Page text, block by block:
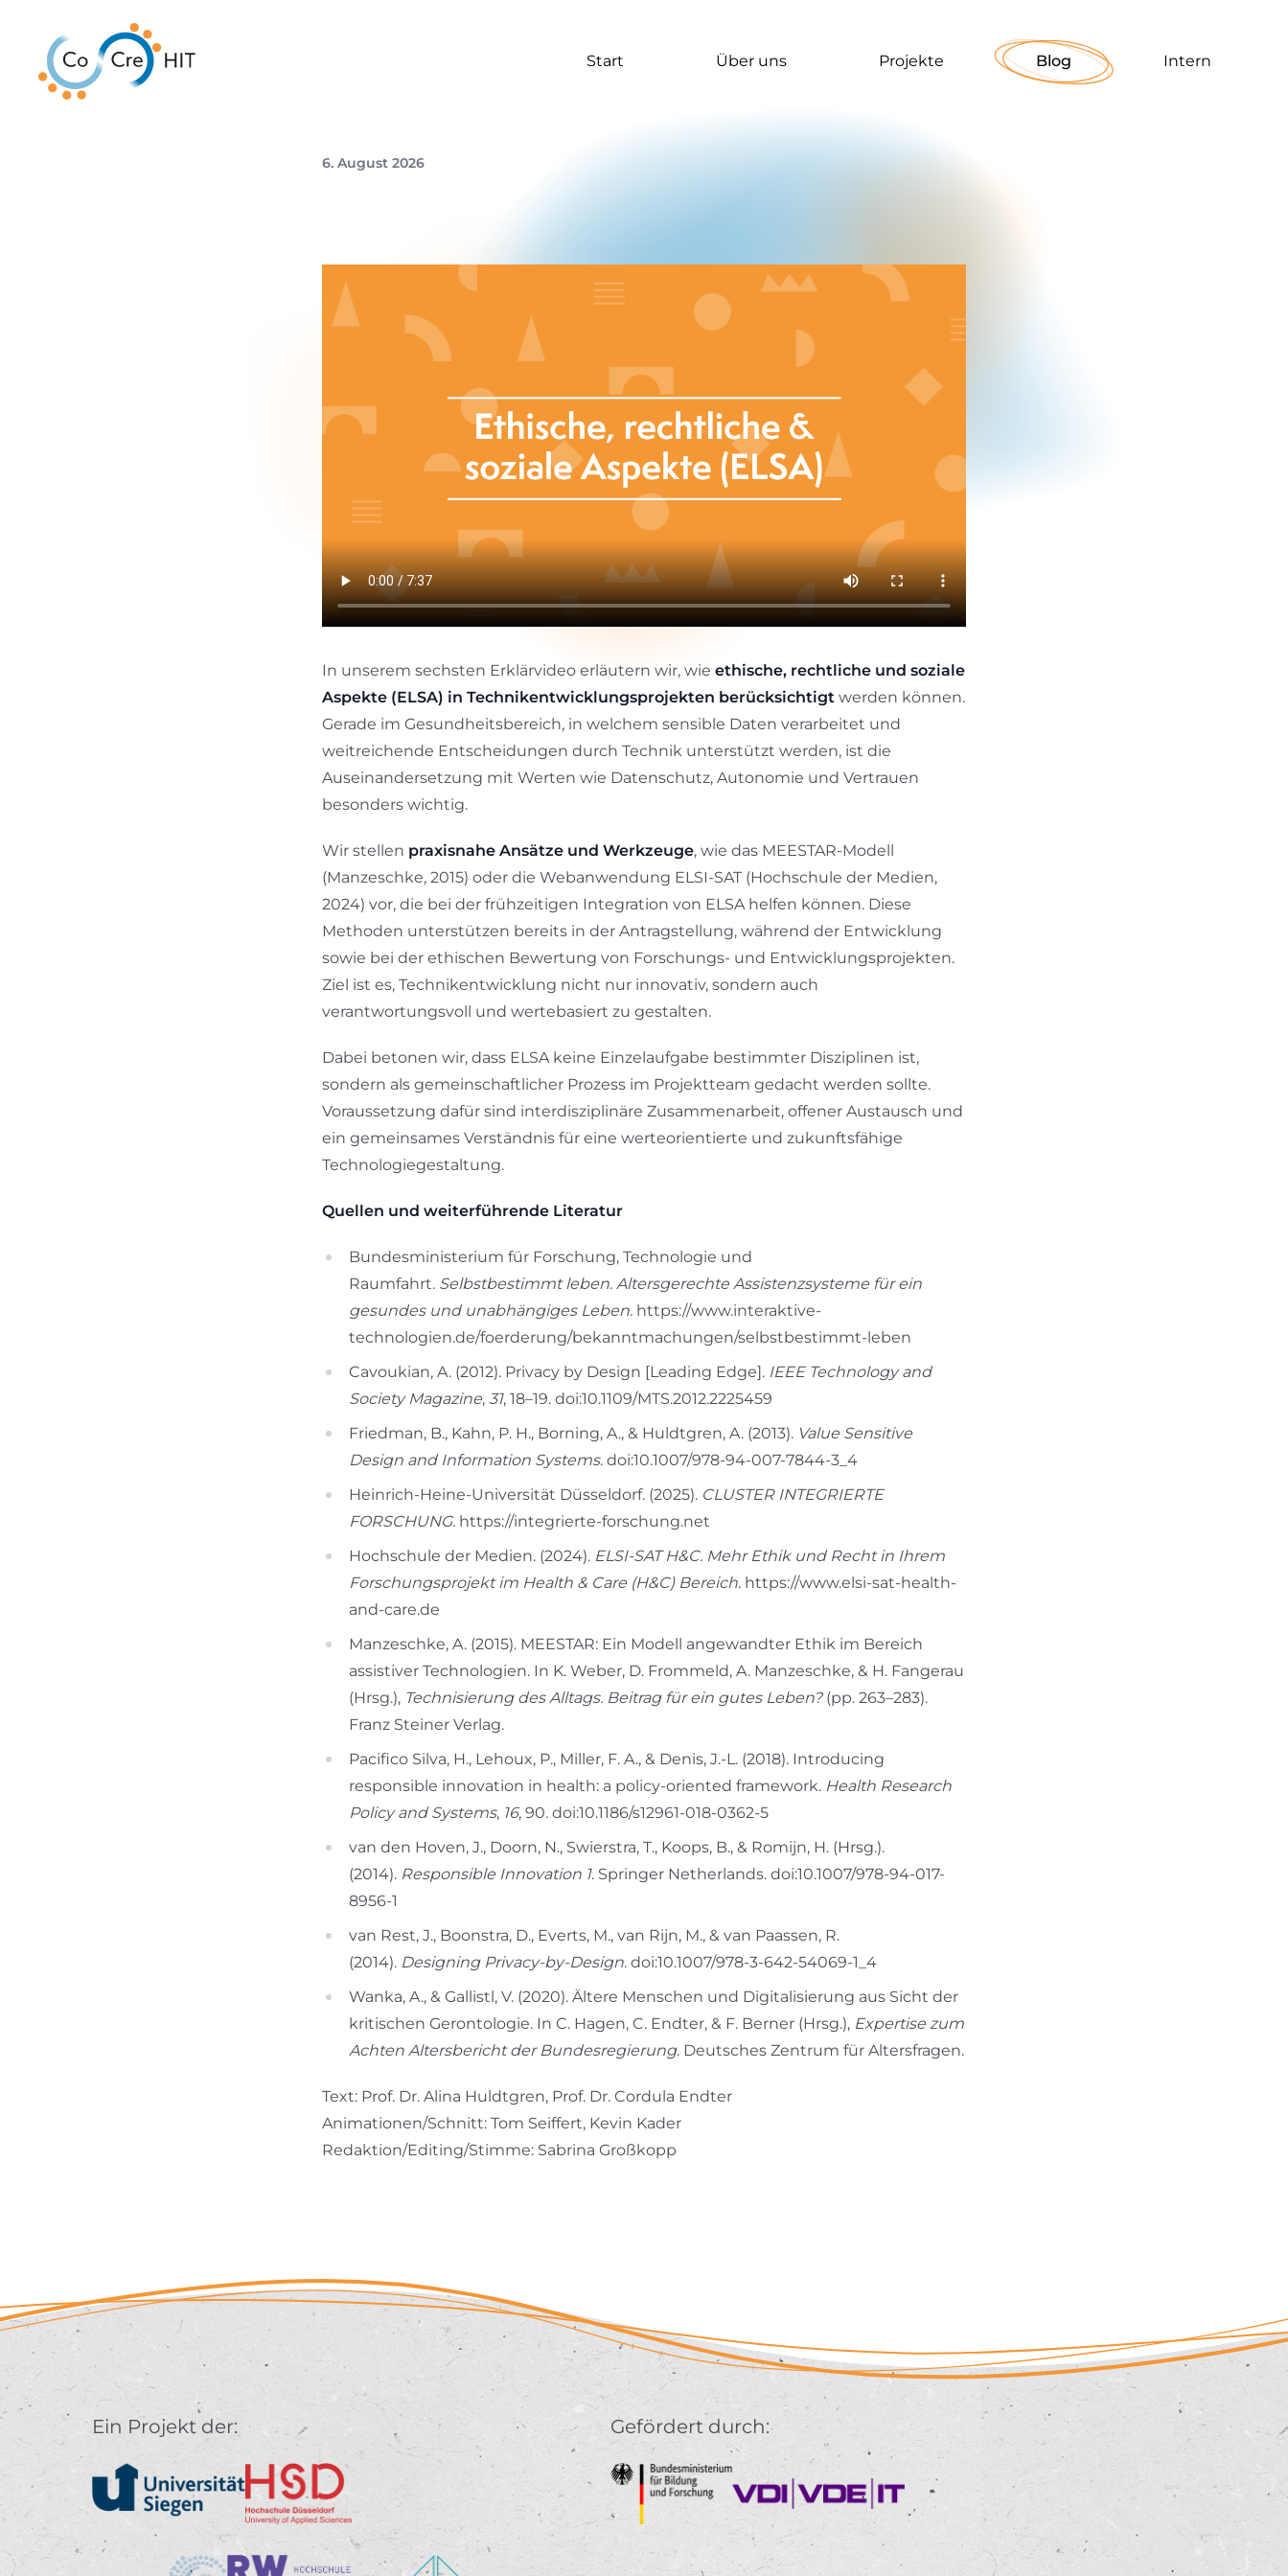
Start Über uns Projekte Blog Intern
6. August 2026
In unserem sechsten Erklärvideo erläutern wir, wie ethische, rechtliche und soziale
Aspekte (ELSA) in Technikentwicklungsprojekten berücksichtigt werden können.
Gerade im Gesundheitsbereich, in welchem sensible Daten verarbeitet und
weitreichende Entscheidungen durch Technik unterstützt werden, ist die
Auseinandersetzung mit Werten wie Datenschutz, Autonomie und Vertrauen
besonders wichtig.
Wir stellen praxisnahe Ansätze und Werkzeuge, wie das MEESTAR-Modell
(Manzeschke, 2015) oder die Webanwendung ELSI-SAT (Hochschule der Medien,
2024) vor, die bei der frühzeitigen Integration von ELSA helfen können. Diese
Methoden unterstützen bereits in der Antragstellung, während der Entwicklung
sowie bei der ethischen Bewertung von Forschungs- und Entwicklungsprojekten.
Ziel ist es, Technikentwicklung nicht nur innovativ, sondern auch
verantwortungsvoll und wertebasiert zu gestalten.
Dabei betonen wir, dass ELSA keine Einzelaufgabe bestimmter Disziplinen ist,
sondern als gemeinschaftlicher Prozess im Projektteam gedacht werden sollte.
Voraussetzung dafür sind interdisziplinäre Zusammenarbeit, offener Austausch und
ein gemeinsames Verständnis für eine werteorientierte und zukunftsfähige
Technologiegestaltung.
Quellen und weiterführende Literatur
Bundesministerium für Forschung, Technologie und
Raumfahrt. Selbstbestimmt leben. Altersgerechte Assistenzsysteme für ein
gesundes und unabhängiges Leben. https://www.interaktive-
technologien.de/foerderung/bekanntmachungen/selbstbestimmt-leben
Cavoukian, A. (2012). Privacy by Design [Leading Edge]. IEEE Technology and
Society Magazine, 31, 18–19. doi:10.1109/MTS.2012.2225459
Friedman, B., Kahn, P. H., Borning, A., & Huldtgren, A. (2013). Value Sensitive
Design and Information Systems. doi:10.1007/978-94-007-7844-3_4
Heinrich-Heine-Universität Düsseldorf. (2025). CLUSTER INTEGRIERTE
FORSCHUNG. https://integrierte-forschung.net
Hochschule der Medien. (2024). ELSI-SAT H&C. Mehr Ethik und Recht in Ihrem
Forschungsprojekt im Health & Care (H&C) Bereich. https://www.elsi-sat-health-
and-care.de
Manzeschke, A. (2015). MEESTAR: Ein Modell angewandter Ethik im Bereich
assistiver Technologien. In K. Weber, D. Frommeld, A. Manzeschke, & H. Fangerau
(Hrsg.), Technisierung des Alltags. Beitrag für ein gutes Leben?(pp. 263–283).
Franz Steiner Verlag.
Pacifico Silva, H., Lehoux, P., Miller, F. A., & Denis, J.-L. (2018). Introducing
responsible innovation in health: a policy-oriented framework. Health Research
Policy and Systems, 16, 90. doi:10.1186/s12961-018-0362-5
van den Hoven, J., Doorn, N., Swierstra, T., Koops, B., & Romijn, H. (Hrsg.).
(2014). Responsible Innovation 1. Springer Netherlands. doi:10.1007/978-94-017-
8956-1
van Rest, J., Boonstra, D., Everts, M., van Rijn, M., & van Paassen, R.
(2014). Designing Privacy-by-Design. doi:10.1007/978-3-642-54069-1_4
Wanka, A., & Gallistl, V. (2020). Ältere Menschen und Digitalisierung aus Sicht der
kritischen Gerontologie. In C. Hagen, C. Endter, & F. Berner (Hrsg.), Expertise zum
Achten Altersbericht der Bundesregierung. Deutsches Zentrum für Altersfragen.
Text: Prof. Dr. Alina Huldtgren, Prof. Dr. Cordula Endter
Animationen/Schnitt: Tom Seiffert, Kevin Kader
Redaktion/Editing/Stimme: Sabrina Großkopp
Ein Projekt der: Gefördert durch: